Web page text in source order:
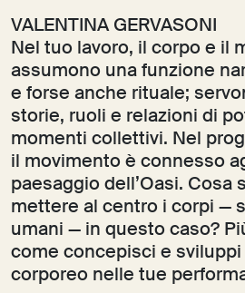
VALENTINA GERVASONI
Nel tuo lavoro, il corpo e il
assumono una funzione
e forse anche rituale;
storie, ruoli e relazioni di
momenti collettivi. Nel
il movimento è connesso
paesaggio dell’Oasi. Cosa
mettere al centro i corpi —
umani — in questo caso?
come concepisci e
corporeo nelle tue